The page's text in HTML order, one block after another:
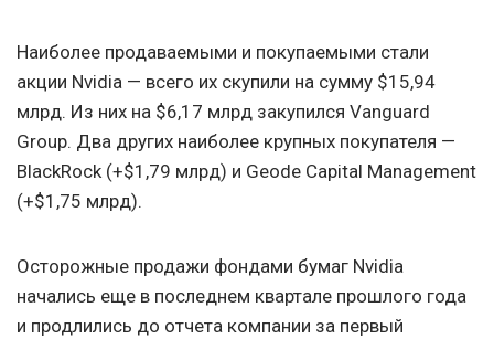
Наиболее продаваемыми и покупаемыми стали
акции Nvidia — всего их скупили на сумму $15,94
млрд. Из них на $6,17 млрд закупился Vanguard
Group. Два других наиболее крупных покупателя —
BlackRock (+$1,79 млрд) и Geode Capital Management
(+$1,75 млрд).
Осторожные продажи фондами бумаг Nvidia
начались еще в последнем квартале прошлого года
и продлились до отчета компании за первый